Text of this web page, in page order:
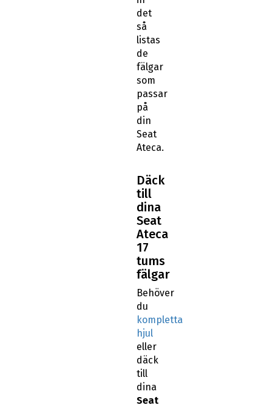
det
så
listas
de
fälgar
som
passar
på
din
Seat
Ateca.
Däck
till
dina
Seat
Ateca
17
tums
fälgar
Behöver
du
kompletta
hjul
eller
däck
till
dina
Seat